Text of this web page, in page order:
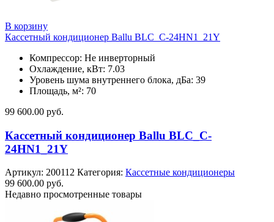
В корзину
Кассетный кондиционер Ballu BLC_C-24HN1_21Y
Компрессор: Не инверторный
Охлаждение, кВт: 7.03
Уровень шума внутреннего блока, дБа: 39
Площадь, м²: 70
99 600.00 руб.
Кассетный кондиционер Ballu BLC_C-
24HN1_21Y
Артикул: 200112 Категория: Кассетные кондиционеры
99 600.00 руб.
Недавно просмотренные товары